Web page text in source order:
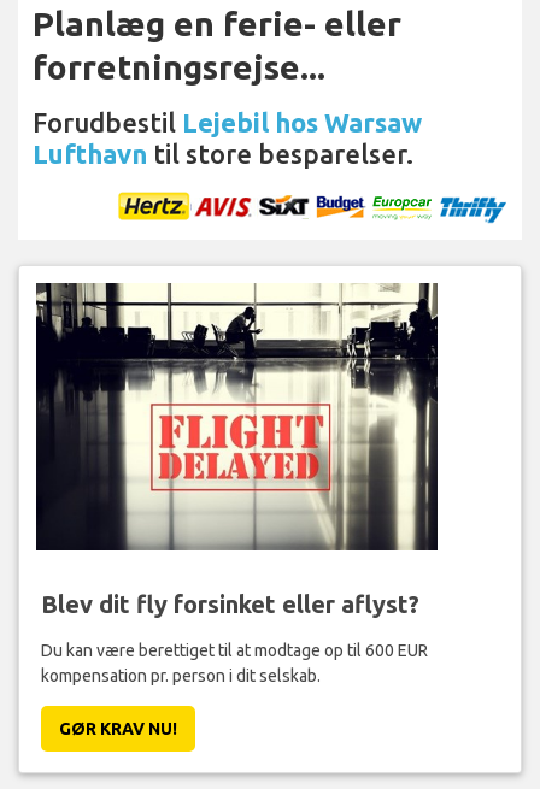
Planlæg en ferie- eller
forretningsrejse...
Forudbestil Lejebil hos Warsaw
Lufthavn til store besparelser.
Blev dit fly forsinket eller aflyst?
Du kan være berettiget til at modtage op til 600 EUR
kompensation pr. person i dit selskab.
GØR KRAV NU!